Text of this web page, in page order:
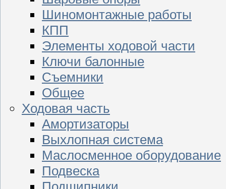
Шиномонтажные работы
КПП
Элементы ходовой части
Ключи балонные
Съемники
Общее
Ходовая часть
Амортизаторы
Выхлопная система
Маслосменное оборудование
Подвеска